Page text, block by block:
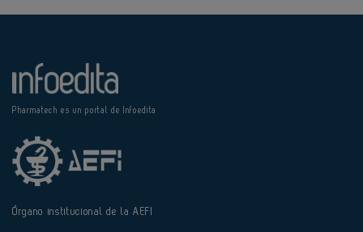
Pharmatech es un portal de Infoedita
Órgano institucional de la AEFI